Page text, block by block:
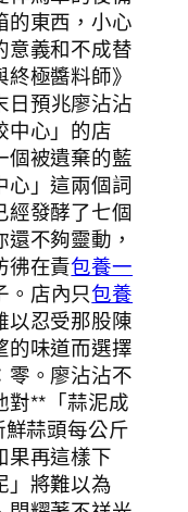
的東西，小心
意義和不成替
極醬料師》
日預兆廖沾沾
中心」的店
個被遺棄的藍
心」這兩個詞
經發酵了七個
不夠靈動，
彿在責包養一
。店內只包養
以忍受那股陳
的味道而選擇
零。廖沾沾不
對**「蒜泥成
蒜頭每公斤
果再這樣下
」將難以為